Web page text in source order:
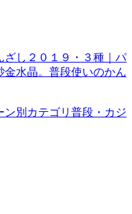
ざし２０１９・３種｜パ
金水晶。普段使いのかん
ン別カテゴリ 普段・カジ